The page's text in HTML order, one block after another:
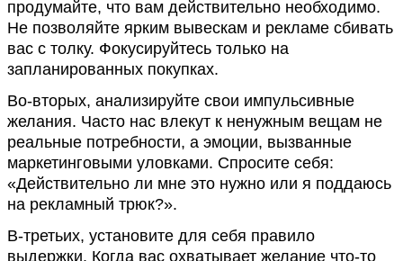
продумайте, что вам действительно необходимо.
Не позволяйте ярким вывескам и рекламе сбивать
вас с толку. Фокусируйтесь только на
запланированных покупках.
Во-вторых, анализируйте свои импульсивные
желания. Часто нас влекут к ненужным вещам не
реальные потребности, а эмоции, вызванные
маркетинговыми уловками. Спросите себя:
«Действительно ли мне это нужно или я поддаюсь
на рекламный трюк?».
В-третьих, установите для себя правило
выдержки. Когда вас охватывает желание что-то